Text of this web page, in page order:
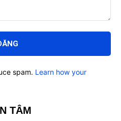
spam. Learn how your
TÂM